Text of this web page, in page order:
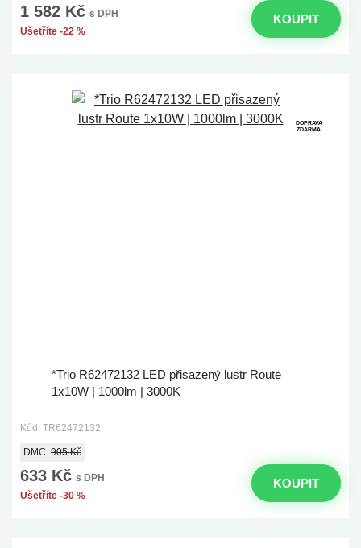
1 582 Kč s DPH
Ušetříte -22 %
KOUPIT
DOPRAVA
ZDARMA
*Trio R62472132 LED přisazený lustr Route
1x10W | 1000lm | 3000K
Kód: TR62472132
DMC: 905 Kč
633 Kč s DPH
Ušetříte -30 %
KOUPIT